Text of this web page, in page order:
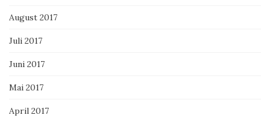
August 2017
Juli 2017
Juni 2017
Mai 2017
April 2017